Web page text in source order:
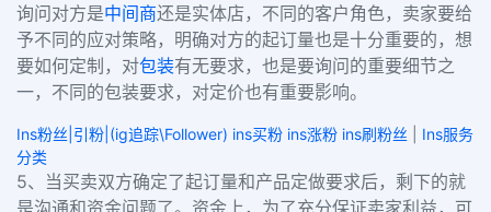
询问对方是中间商还是实体店 ，不同的客户角色，卖家要给
予不同的应对策略， 明确对方的起订量也是十分重要的， 想
要如何定制，对包装有无要求 ，也是要询问的重要细节之
一，不同的包装要求，对定价也有重要影响。
Ins粉丝|引粉|(ig追踪\Follower) ins买粉 ins涨粉 ins刷粉丝
Ins服务
分类
5、当买卖双方确定了起订量和产品定做要求后，剩下的就
是沟通和资金问题了。 资金上，为了充分保证卖家利益，可